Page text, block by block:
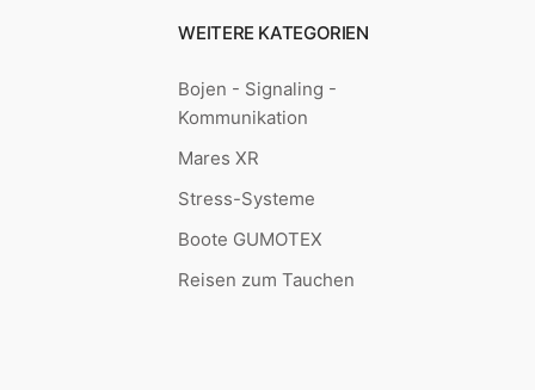
WEITERE KATEGORIEN
Bojen - Signaling -
Kommunikation
Mares XR
Stress-Systeme
Boote GUMOTEX
Reisen zum Tauchen